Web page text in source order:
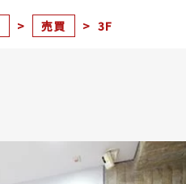
> 売買 > 3F